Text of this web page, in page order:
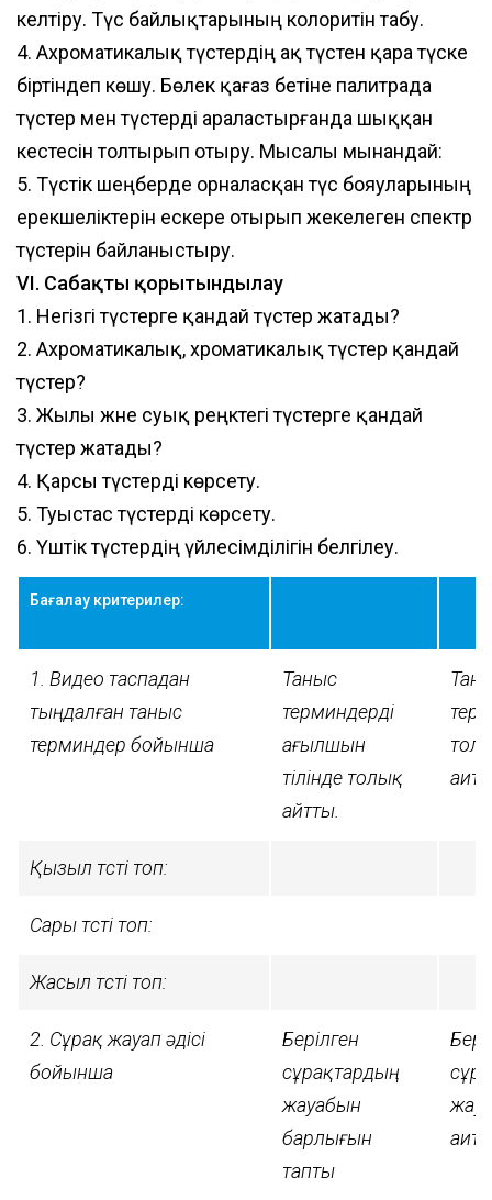
келтіру. Түс байлықтарының колоритін табу.
4. Ахроматикалық түстердің ақ түстен қара түске
біртіндеп көшу. Бөлек қағаз бетіне палитрада
түстер мен түстерді араластырғанда шыққан
кестесін толтырып отыру. Мысалы мынандай:
5. Түстік шеңберде орналасқан түс бояуларының
ерекшеліктерін ескере отырып жекелеген спектр
түстерін байланыстыру.
VI. Сабақты қорытындылау
1. Негізгі түстерге қандай түстер жатады?
2. Ахроматикалық, хроматикалық түстер қандай
түстер?
3. Жылы және суық реңктегі түстерге қандай
түстер жатады?
4. Қарсы түстерді көрсету.
5. Туыстас түстерді көрсету.
6. Үштік түстердің үйлесімділігін белгілеу.
Бағалау критерилер:
1. Видео таспадан
тыңдалған таныс
терминдер бойынша
Таныс
терминдерді
ағылшын
тілінде толық
айтты.
Қызыл түсті топ:
Сары түсті топ:
Жасыл түсті топ:
2. Сұрақ жауап әдісі
бойынша
Берілген
сұрақтардың
жауабын
барлығын
тапты